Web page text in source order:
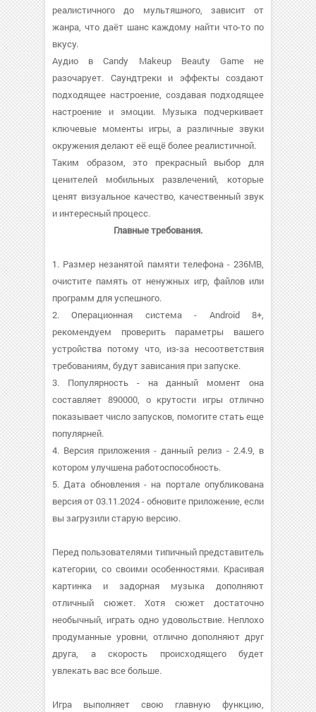
реалистичного до мультяшного, зависит от
жанра, что даёт шанс каждому найти что-то по
вкусу.
Аудио в Candy Makeup Beauty Game не
разочарует. Саундтреки и эффекты создают
подходящее настроение, создавая подходящее
настроение и эмоции. Музыка подчеркивает
ключевые моменты игры, а различные звуки
окружения делают её ещё более реалистичной.
Таким образом, это прекрасный выбор для
ценителей мобильных развлечений, которые
ценят визуальное качество, качественный звук
и интересный процесс.
Главные требования.
1. Размер незанятой памяти телефона - 236MB,
очистите память от ненужных игр, файлов или
программ для успешного.
2. Операционная система - Android 8+,
рекомендуем проверить параметры вашего
устройства потому что, из-за несоответствия
требованиям, будут зависания при запуске.
3. Популярность - на данный момент она
составляет 890000, о крутости игры отлично
показывает число запусков, помогите стать еще
популярней.
4. Версия приложения - данный релиз - 2.4.9, в
котором улучшена работоспособность.
5. Дата обновления - на портале опубликована
версия от 03.11.2024 - обновите приложение, если
вы загрузили старую версию.
Перед пользователями типичный представитель
категории, со своими особенностями. Красивая
картинка и задорная музыка дополняют
отличный сюжет. Хотя сюжет достаточно
необычный, играть одно удовольствие. Неплохо
продуманные уровни, отлично дополняют друг
друга, а скорость происходящего будет
увлекать вас все больше.
Игра выполняет свою главную функцию,